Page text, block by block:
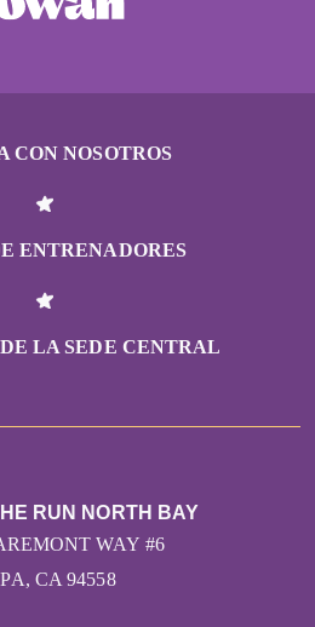
CON NOSOTROS
ENTRENADORES
LA SEDE CENTRAL
RUN NORTH BAY
WAY #6
CA 94558